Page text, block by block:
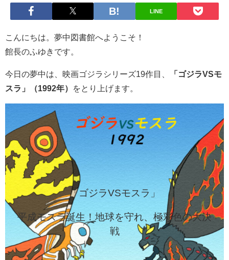
LINE
こんにちは。夢中図書館へようこそ！
館長のふゆきです。
今日の夢中は、映画ゴジラシリーズ19作目、
「ゴジラVSモ
スラ」（1992年）
をとり上げます。
「ゴジラVSモスラ」
平成モスラ誕生！地球を守れ、極彩色の大決
戦